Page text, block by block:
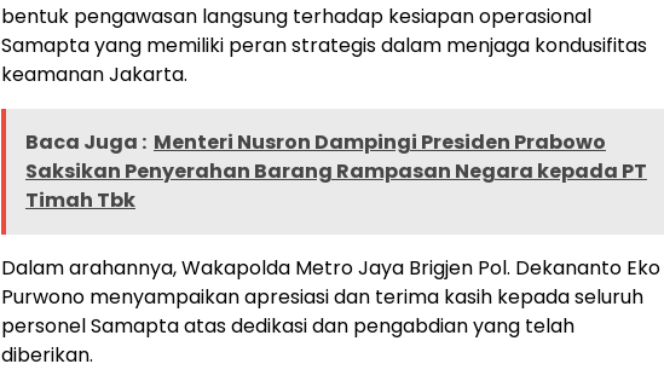
bentuk pengawasan langsung terhadap kesiapan operasional
Samapta yang memiliki peran strategis dalam menjaga kondusifitas
keamanan Jakarta.
Baca Juga : Menteri Nusron Dampingi Presiden Prabowo
Saksikan Penyerahan Barang Rampasan Negara kepada PT
Timah Tbk
Dalam arahannya, Wakapolda Metro Jaya Brigjen Pol. Dekananto Eko
Purwono menyampaikan apresiasi dan terima kasih kepada seluruh
personel Samapta atas dedikasi dan pengabdian yang telah
diberikan.